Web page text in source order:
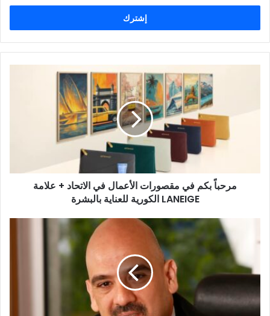
الإلكتروني
علامة
LANEIGEمرحباً بكم في مقصورات الأعمال في الاتحاد + علامة
LANEIGE الكورية للعناية بالبشرة
«الفيجيتال»
(التكامل
المادي
والرقمي)